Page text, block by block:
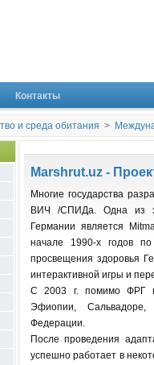
Контакты
и среда обитания >
Marshrut.uz -
Многие государства
ВИЧ /СПИДа. Одна из
Германии является
начале 1990-х годов
просвещения здоровья
интерактивной игры и
С 2003 г. помимо ФРГ
Эфиопии, Сальвадоре,
Федерации.
После проведения
успешно работает в